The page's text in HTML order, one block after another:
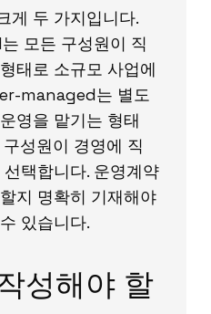
게 두 가지입니다.
모든 구성원이 직
태로 소규모 사업에
managed는 별도
영을 맡기는 형태
성원이 경영에 직
택합니다. 운영계약
지 명확히 기재해야
있습니다.
성해야 할